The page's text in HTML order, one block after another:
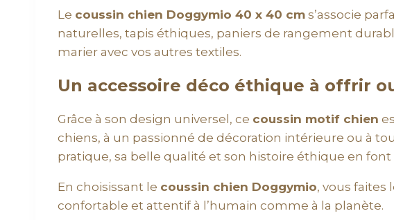
Le coussin chien Doggymio 40 x 40 cm s’associe
naturelles, tapis éthiques, paniers de rangement
marier avec vos autres textiles.
Un accessoire déco éthique à offrir
Grâce à son design universel, ce coussin motif chien
chiens, à un passionné de décoration intérieure ou à
pratique, sa belle qualité et son histoire éthique en
En choisissant le coussin chien Doggymio, vous faites
confortable et attentif à l’humain comme à la planète.